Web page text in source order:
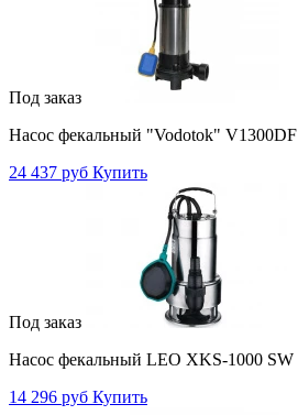
Под заказ
Насос фекальный "Vodotok" V1300DF
24 437 руб Купить
Под заказ
Насос фекальный LEO XKS-1000 SW
14 296 руб Купить